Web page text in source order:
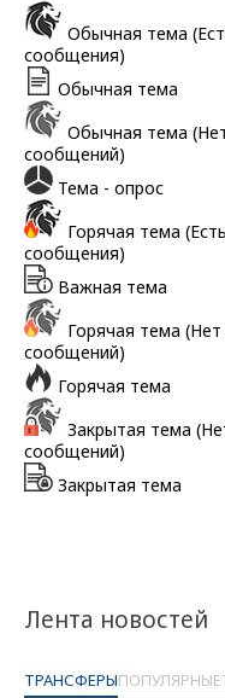
Лента новостей
ТРАНСФЕРЫПОПУЛЯРНЫЕ
Обычная тема
сообщения)
Обычная тема
Обычная тема
сообщений)
Тема - опрос
Горячая тема
сообщения)
Важная тема
Горячая тема
сообщений)
Горячая тема
Закрытая тема
сообщений)
Закрытая тема